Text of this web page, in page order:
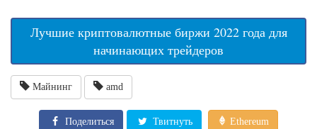
Лучшие криптовалютные биржи 2022 года для
начинающих трейдеров
Майнинг amd
Поделиться Твитнуть Ethereum